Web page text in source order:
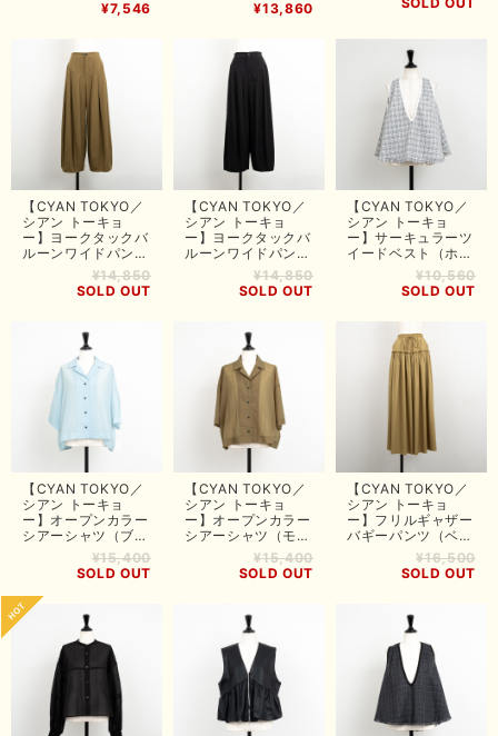
¥7,546 ¥13,860
【CYAN TOKYO／
シアン トーキョ
ー】ヨークタックバ
ルーンワイドパンツ
（ブラウン）¥14,850
SOLD OUT
【CYAN TOKYO／
シアン トーキョ
ー】ヨークタックバ
ルーンワイドパンツ
（ブラック）¥14,850
SOLD OUT
【CYAN TOKYO／
シアン トーキョ
ー】サーキュラーツ
イードベスト（ホワ
¥10,560
SOLD OUT
【CYAN TOKYO／
シアン トーキョ
ー】オープンカラー
シアーシャツ（ブル
¥15,400
SOLD OUT
【CYAN TOKYO／
シアン トーキョ
ー】オープンカラー
シアーシャツ（モ
¥15,400
SOLD OUT
【CYAN TOKYO／
シアン トーキョ
ー】フリルギャザー
バギーパンツ（ベー
¥16,500
SOLD OUT